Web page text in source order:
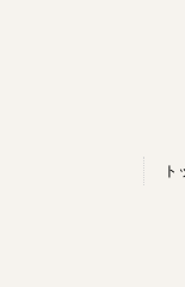
ト